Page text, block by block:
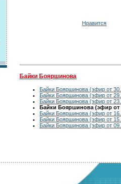
Нравится
Байки Бояршинова
Байки Бояршинова (эфир от
Байки Бояршинова (эфир от
Байки Бояршинова (эфир от
Байки Бояршинова (эфир от
Байки Бояршинова (эфир от
Байки Бояршинова (эфир от
Байки Бояршинова (эфир от